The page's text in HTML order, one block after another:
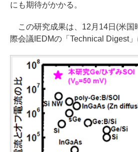
にも期待がかかる。
この研究成果は、12月14日(米国
際会議IEDMの「Technical Digest」